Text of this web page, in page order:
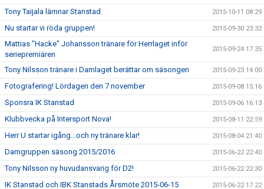
Tony Taijala lämnar Stanstad 2015-10-11 08:29
Nu startar vi röda gruppen! 2015-09-30 23:32
Mattias "Hacke" Johansson tränare för Herrlaget inför
seriepremiären
2015-09-24 17:35
Tony Nilsson tränare i Damlaget berättar om säsongen 2015-09-23 14:00
Fotografering! Lördagen den 7 november 2015-09-08 15:16
Sponsra IK Stanstad 2015-09-06 16:13
Klubbvecka på Intersport Nova! 2015-08-11 22:59
Herr U startar igång...och ny tränare klar! 2015-08-04 21:40
Damgruppen säsong 2015/2016 2015-06-22 22:40
Tony Nilsson ny huvudansvarig för D2! 2015-06-22 22:30
IK Stanstad och IBK Stanstads Årsmöte 2015-06-15 2015-06-22 17:22